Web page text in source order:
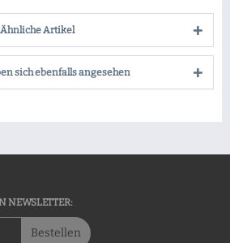
Ähnliche Artikel
sich ebenfalls angesehen
NEWSLETTER:
Bestellen